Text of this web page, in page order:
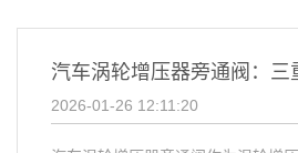
2026-01-26 12:11:20